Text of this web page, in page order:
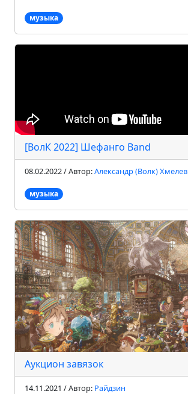
музыка
[ВолК 2022] Шефанго Band
08.02.2022 / Автор:Александр (Волк) Хмелев
музыка
Аукцион завязок
14.11.2021 / Автор: Райдзин